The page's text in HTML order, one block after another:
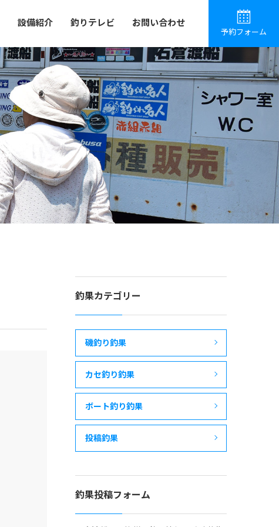
設備紹介 釣りテレビ お問い合わせ
予約フォーム
釣果カテゴリー
磯釣り釣果
カセ釣り釣果
ボート釣り釣果
投稿釣果
釣果投稿フォーム